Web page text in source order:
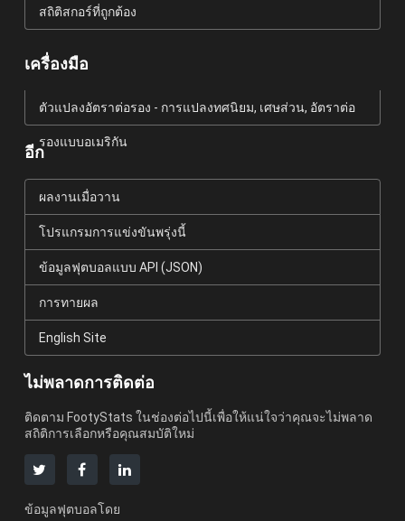
สถิติสกอร์ที่ถูกต้อง
เครื่องมือ
ตัวแปลงอัตราต่อรอง - การแปลงทศนิยม, เศษส่วน, อัตราต่อ
รองแบบอเมริกัน
อีก
ผลงานเมื่อวาน
โปรแกรมการแข่งขันพรุ่งนี้
ข้อมูลฟุตบอลแบบ API (JSON)
การทายผล
English Site
ไม่พลาดการติดต่อ
ติดตาม FootyStats ในช่องต่อไปนี้เพื่อให้แน่ใจว่าคุณจะไม่พลาด
สถิติการเลือกหรือคุณสมบัติใหม่
ข้อมูลฟุตบอลโดย